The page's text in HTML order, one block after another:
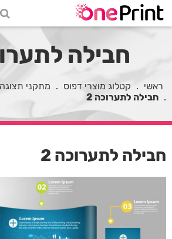
חבילה
ראשי . קטלוג מוצרי דפוס . מתקני תצוגה
. חבילה לתערוכה 2
חבילה לתערוכה 2